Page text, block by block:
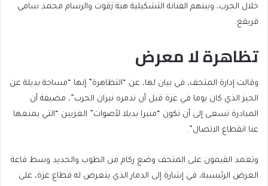
خلال الحرب، وبينهم الفنانة التشكيلية هبة زقوت والرسام محمد سامي
قريقع.
تظاهرة لا معرض
وقالت إدارة المتحف، في بيان لها، عن “التظاهرة” إنها “مساحة بديلة عن
الحيز الذي كان يوما في غزة قبل أن تدمره نيران الحرب”، مضيفة أن
المبادرة تسعى إلى أن تكون “منبرا بديلا لأصوات” الغزيين “التي يمنعها
عنا انقطاع الاتصال”.
وتعمد القيمون على المتحف وضع ركام من الطوب والحديد وسط قاعة
العرض الرئيسية، في إشارة إلى الدمار الذي يتعرض له قطاع غزة، على